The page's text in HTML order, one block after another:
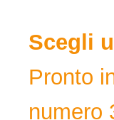
Scegli
Pronto
numero